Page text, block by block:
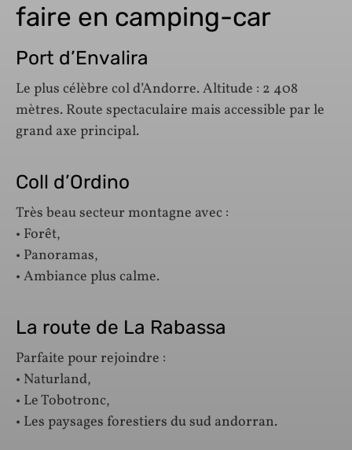
faire en camping-car
Port d’Envalira
Le plus célèbre col d’Andorre. Altitude : 2 408
mètres. Route spectaculaire mais accessible par le
grand axe principal.
Coll d’Ordino
Très beau secteur montagne avec :
• Forêt,
• Panoramas,
• Ambiance plus calme.
La route de La Rabassa
Parfaite pour rejoindre :
• Naturland,
• Le Tobotronc,
• Les paysages forestiers du sud andorran.